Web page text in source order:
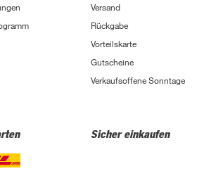
Versand
Rückgabe
Vorteilskarte
Gutscheine
Verkaufsoffene Sonntage
Sicher einkaufen